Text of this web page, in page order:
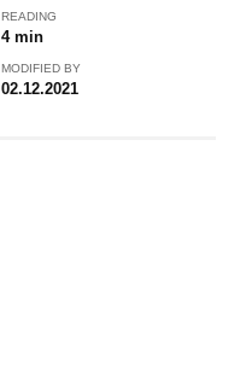
READING
4 min
MODIFIED BY
02.12.2021